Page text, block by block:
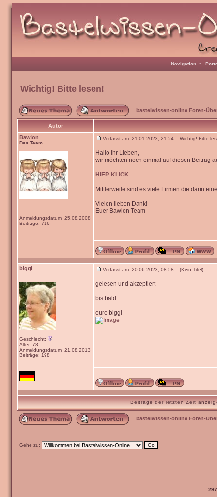
Navigation •
Wichtig! Bitte lesen!
bastelwissen-online Foren-
Autor
Bawion
Das Team
Anmeldungsdatum: 25.08.2008
Beiträge: 716
Verfasst am: 21.01.2023, 21:24 Wichtig! Bitte
Hallo Ihr Lieben,
wir möchten noch einmal auf diesen Beitrag
HIER KLICK
Mittlerweile sind es viele Firmen die darin
Vielen lieben Dank!
Euer Bawion Team
biggi
Geschlecht:
Alter: 78
Anmeldungsdatum: 21.08.2013
Beiträge: 198
Verfasst am: 20.06.2023, 08:58 (Kein Titel)
gelesen und akzeptiert
bis bald
eure biggi
Beiträge der letzten Zeit
bastelwissen-online Foren-
Gehe zu: